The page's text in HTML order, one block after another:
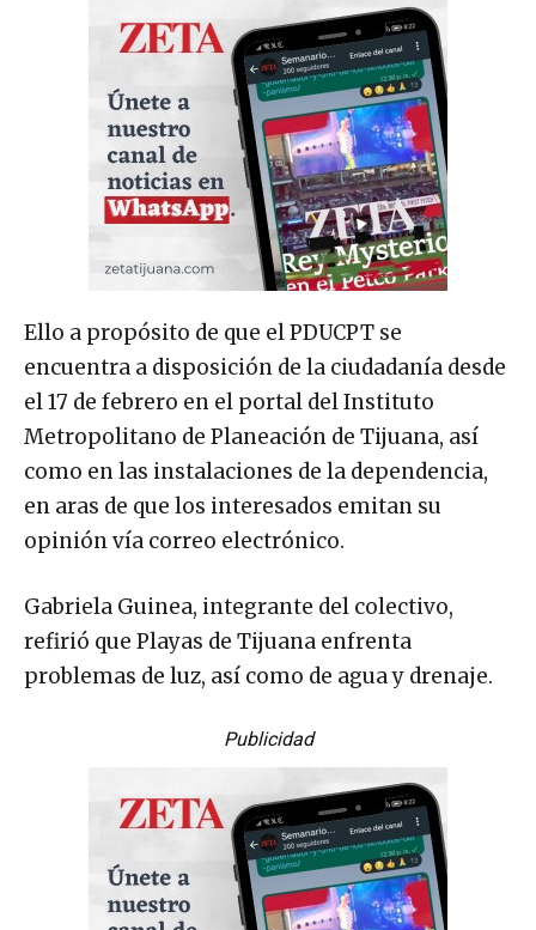
Ello a propósito de que el PDUCPT se
encuentra a disposición de la ciudadanía desde
el 17 de febrero en el portal del Instituto
Metropolitano de Planeación de Tijuana, así
como en las instalaciones de la dependencia,
en aras de que los interesados emitan su
opinión vía correo electrónico.
Gabriela Guinea, integrante del colectivo,
refirió que Playas de Tijuana enfrenta
problemas de luz, así como de agua y drenaje.
Publicidad